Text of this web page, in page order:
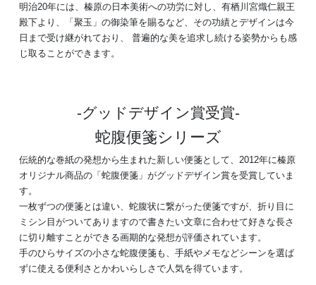
明治20年には、榛原の日本美術への功労に対し、有栖川宮熾仁親王
殿下より、「聚玉」の御染筆を賜るなど、その功績とデザインは今
日まで受け継がれており、 普遍的な美を追求し続ける姿勢からも感
じ取ることができます。
グッドデザイン賞受賞
蛇腹便箋シリーズ
伝統的な巻紙の発想から生まれた新しい便箋として、2012年に榛原
オリジナル商品の「蛇腹便箋」がグッドデザイン賞を受賞していま
す。
一枚ずつの便箋とは違い、蛇腹状に繋がった便箋ですが、折り目に
ミシン目がついてありますので書きたい文章に合わせて好きな長さ
に切り離すことができる画期的な発想が評価されています。
手のひらサイズの小さな蛇腹便箋も、手紙やメモなどシーンを選ば
ずに使える便利さとかわいらしさで人気を得ています。